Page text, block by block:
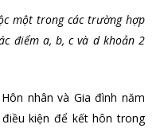
trong các trường hợp
điểm a, b, c và d khoản 2
nhân và Gia đình năm
kiện để kết hôn trong